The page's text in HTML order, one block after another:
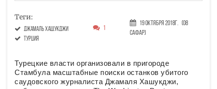
Теги:
Джамаль Хашукджи
Турция
1
19 Октября 2018г. (08
Сафар)
Турецкие власти организовали в пригороде
Стамбула масштабные поиски останков убитого
саудовского журналиста Джамаля Хашукджи,